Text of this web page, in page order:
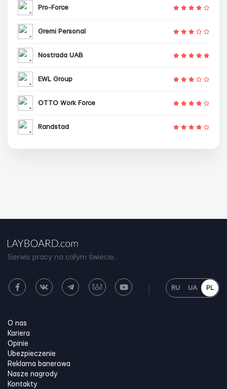
Pro-Force
Gremi Personal
Nostrada UAB
EWL Group
OTTO Work Force
Randstad
Serwis pracy na całym świecie.
RU UA PL
O nas
Kariera
Opinie
Ubezpieczenie
Reklama banerowa
Nasze nagrody
Kontakty